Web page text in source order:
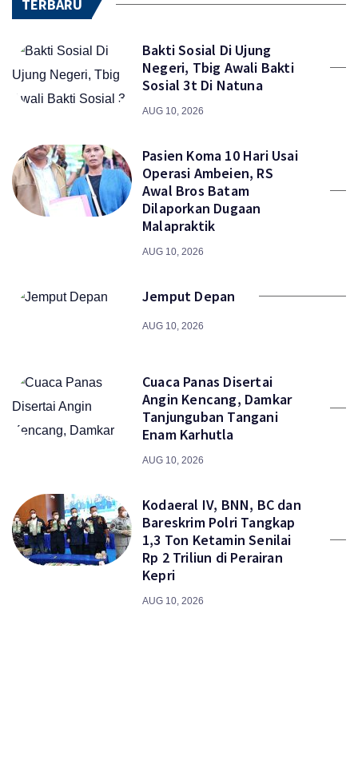
TERBARU
Bakti Sosial Di Ujung
Negeri, Tbig Awali Bakti
Sosial 3t Di Natuna
AUG 10, 2026
Pasien Koma 10 Hari Usai
Operasi Ambeien, RS
Awal Bros Batam
Dilaporkan Dugaan
Malapraktik
AUG 10, 2026
Jemput Depan
AUG 10, 2026
Cuaca Panas Disertai
Angin Kencang, Damkar
Tanjunguban Tangani
Enam Karhutla
AUG 10, 2026
Kodaeral IV, BNN, BC dan
Bareskrim Polri Tangkap
1,3 Ton Ketamin Senilai
Rp 2 Triliun di Perairan
Kepri
AUG 10, 2026